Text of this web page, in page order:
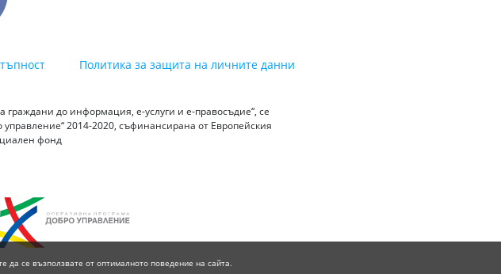
Политика за защита на личните данни
до информация, е-услуги и е-правосъдие“, се
2014-2020, съфинансирана от Европейския
фонд
да се възползвате от оптималното поведение на сайта.